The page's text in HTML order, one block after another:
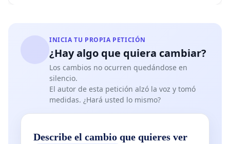
INICIA TU PROPIA PETICIÓN
¿Hay algo que quiera cambiar?
Los cambios no ocurren quedándose en
silencio.
El autor de esta petición alzó la voz y tomó
medidas. ¿Hará usted lo mismo?
Describe el cambio que quieres ver